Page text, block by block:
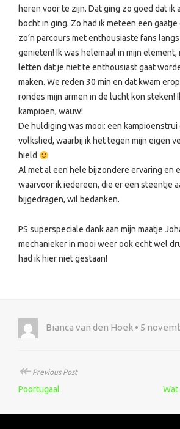
heren voor te zijn. Dat ging zo goed dat ik
bocht in ging. Zo had ik meteen een gaatje
zo’n parcours met enthousiaste fans
genieten! Ik was helemaal in mijn element,
letten dat je niet te enthousiast gaat
maken. We reden 30 min en dat kwam
rondes mijn armen in de lucht kon steken!
kampioen, wauw!
De huldiging was mooi: een
volkslied, waarbij ik het tegen mijn eigen
hield
Al met al een hele bijzondere ervaring en
waarvoor ik iedereen, die er een steentje
bijgedragen, wil bedanken.
PS superspeciale dank aan mijn maatje
mechanieker in mooi weer ook echt wel
had ik hier niet gestaan!
Bianca van den Hoek • 5
↞Previous Post
Poortugaal Wat